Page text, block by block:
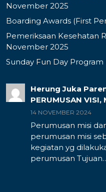
November 2025
Boarding Awards (First
Pemeriksaan Kesehatan
November 2025
Sunday Fun Day Program
Herung Juka
PERUMUSAN VISI,
14 NOVEMBER 2024
Perumusan misi
perumusan misi
kegiatan yg
perumusan